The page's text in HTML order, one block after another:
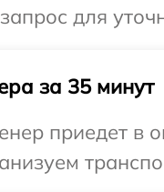
для
за 35 минут
приедет в